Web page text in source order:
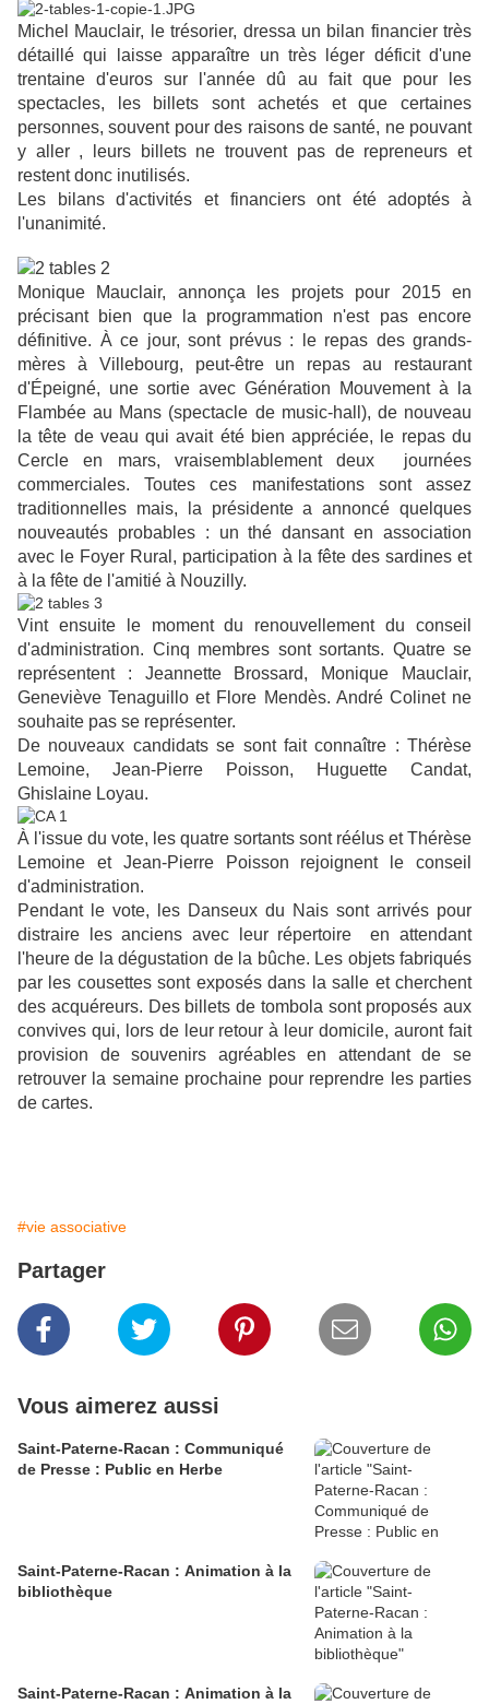
Michel Mauclair, le trésorier, dressa un bilan financier très
détaillé qui laisse apparaître un très léger déficit d'une
trentaine d'euros sur l'année dû au fait que pour les
spectacles, les billets sont achetés et que certaines
personnes, souvent pour des raisons de santé, ne pouvant
y aller , leurs billets ne trouvent pas de repreneurs et
restent donc inutilisés.
Les bilans d'activités et financiers ont été adoptés à
l'unanimité.
Monique Mauclair, annonça les projets pour 2015 en
précisant bien que la programmation n'est pas encore
définitive. À ce jour, sont prévus : le repas des grands-
mères à Villebourg, peut-être un repas au restaurant
d'Épeigné, une sortie avec Génération Mouvement à la
Flambée au Mans (spectacle de music-hall), de nouveau
la tête de veau qui avait été bien appréciée, le repas du
Cercle en mars, vraisemblablement deux journées
commerciales. Toutes ces manifestations sont assez
traditionnelles mais, la présidente a annoncé quelques
nouveautés probables : un thé dansant en association
avec le Foyer Rural, participation à la fête des sardines et
à la fête de l'amitié à Nouzilly.
Vint ensuite le moment du renouvellement du conseil
d'administration. Cinq membres sont sortants. Quatre se
représentent : Jeannette Brossard, Monique Mauclair,
Geneviève Tenaguillo et Flore Mendès. André Colinet ne
souhaite pas se représenter.
De nouveaux candidats se sont fait connaître : Thérèse
Lemoine, Jean-Pierre Poisson, Huguette Candat,
Ghislaine Loyau.
À l'issue du vote, les quatre sortants sont réélus et Thérèse
Lemoine et Jean-Pierre Poisson rejoignent le conseil
d'administration.
Pendant le vote, les Danseux du Nais sont arrivés pour
distraire les anciens avec leur répertoire en attendant
l'heure de la dégustation de la bûche. Les objets fabriqués
par les cousettes sont exposés dans la salle et cherchent
des acquéreurs. Des billets de tombola sont proposés aux
convives qui, lors de leur retour à leur domicile, auront fait
provision de souvenirs agréables en attendant de se
retrouver la semaine prochaine pour reprendre les parties
de cartes.
#vie associative
Partager
Vous aimerez aussi
Saint-Paterne-Racan : Communiqué
de Presse : Public en Herbe
Saint-Paterne-Racan : Animation à la
bibliothèque
Saint-Paterne-Racan : Animation à la